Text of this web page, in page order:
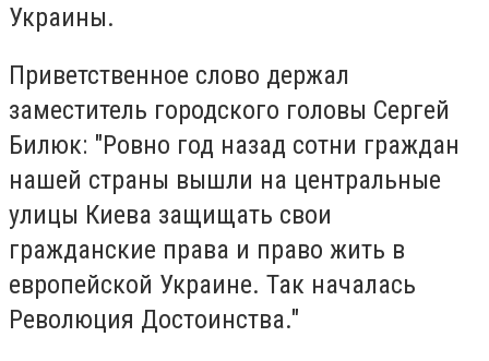
Украины.
Приветственное слово держал
заместитель городского головы Сергей
Билюк: "Ровно год назад сотни граждан
нашей страны вышли на центральные
улицы Киева защищать свои
гражданские права и право жить в
европейской Украине. Так началась
Революция Достоинства."